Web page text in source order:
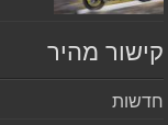
מהיר